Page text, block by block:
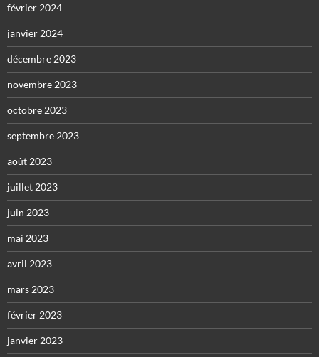
février 2024
janvier 2024
décembre 2023
novembre 2023
octobre 2023
septembre 2023
août 2023
juillet 2023
juin 2023
mai 2023
avril 2023
mars 2023
février 2023
janvier 2023